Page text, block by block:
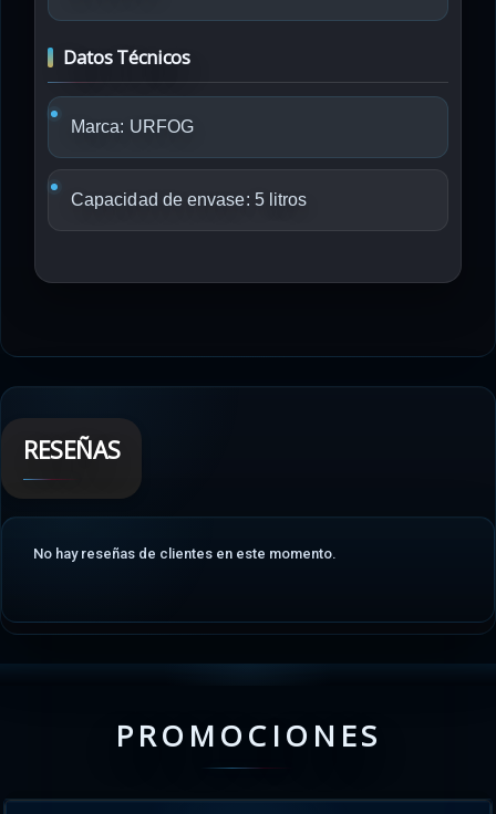
Datos Técnicos
Marca: URFOG
Capacidad de envase: 5 litros
RESEÑAS
No hay reseñas de clientes en este momento.
PROMOCIONES